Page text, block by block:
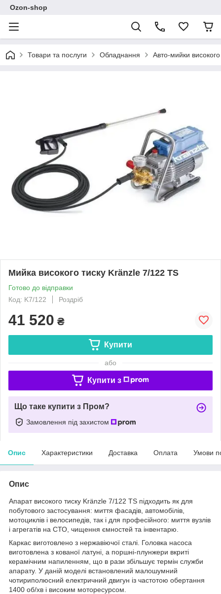
Ozon-shop
Товари та послуги Обладнання Авто-мийки високого
Мийка високого тиску Kränzle 7/122 TS
Готово до відправки
Код: K7/122
Роздріб
41 520 ₴
Купити
або
Купити з
Що таке купити з Пром?
Замовлення під захистом
Опис Характеристики Доставка Оплата Умови
Опис
Апарат високого тиску Kränzle 7/122 TS підходить як для
побутового застосування: миття фасадів, автомобілів,
мотоциклів і велосипедів, так і для професійного: миття вузлів
і агрегатів на СТО, чищення ємностей та інвентарю.
Каркас виготовлено з нержавіючої сталі. Головка насоса
виготовлена з кованої латуні, а поршні-плунжери вкриті
керамічним напиленням, що в рази збільшує термін служби
апарату. У даній моделі встановлений малошумний
чотириполюсний електричний двигун із частотою обертання
1400 об/хв і високим моторесурсом.